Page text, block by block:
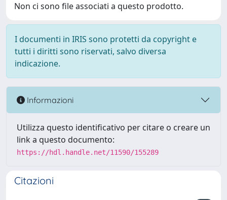
Non ci sono file associati a questo prodotto.
I documenti in IRIS sono protetti da copyright e
tutti i diritti sono riservati, salvo diversa
indicazione.
Informazioni
Utilizza questo identificativo per citare o creare un
link a questo documento:
https://hdl.handle.net/11590/155289
Citazioni